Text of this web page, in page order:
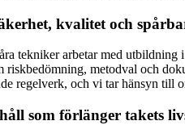
kvalitet och
tekniker arbetar med
riskbedömning, metodval och
regelverk, och vi tar hänsyn till
som förlänger takets